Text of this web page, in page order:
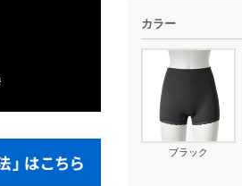
カラー
ブラック